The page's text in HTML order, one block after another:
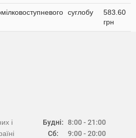
суглобу
583.60
грн
Будні:
Сб:
8:00 - 21:00
9:00 - 20:00
і